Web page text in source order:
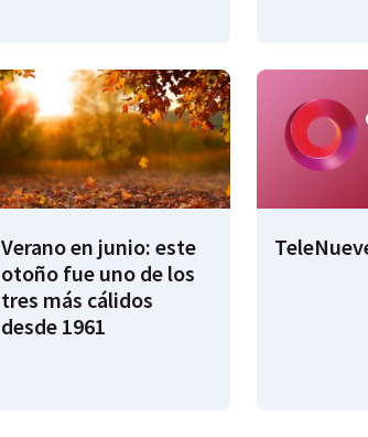
Verano en junio: este
otoño fue uno de los
tres más cálidos
desde 1961